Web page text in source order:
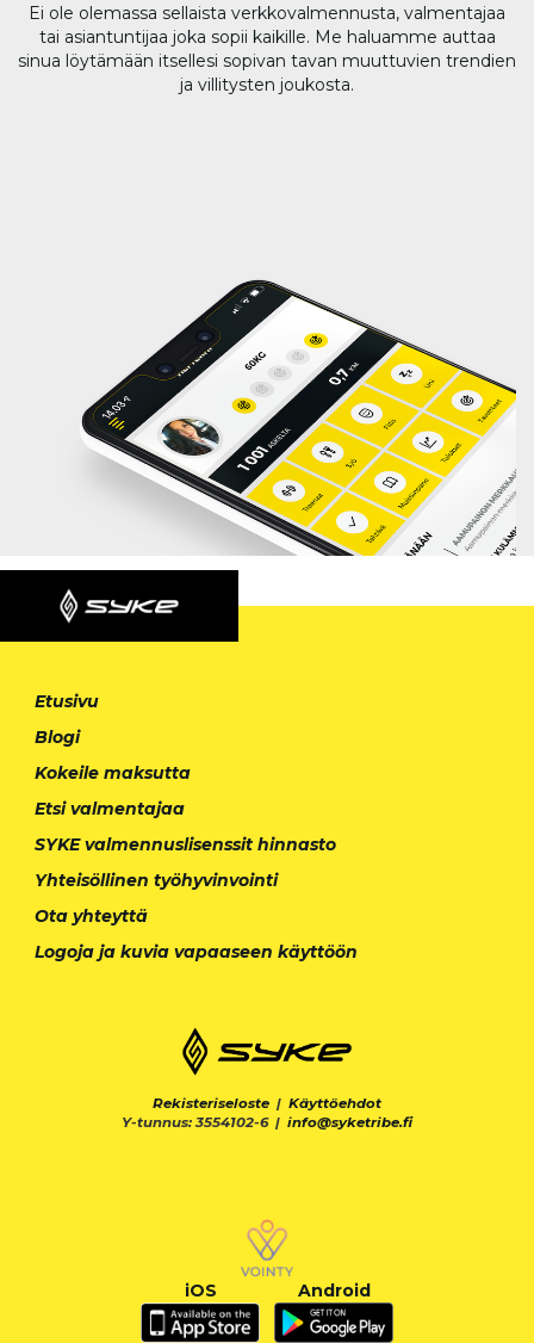
Ei ole olemassa sellaista verkkovalmennusta, valmentajaa
tai asiantuntijaa joka sopii kaikille. Me haluamme auttaa
sinua löytämään itsellesi sopivan tavan muuttuvien trendien
ja villitysten joukosta.
Etusivu
Blogi
Kokeile maksutta
Etsi valmentajaa
SYKE valmennuslisenssit hinnasto
Yhteisöllinen työhyvinvointi
Ota yhteyttä
Logoja ja kuvia vapaaseen käyttöön
Rekisteriseloste | Käyttöehdot
Y-tunnus: 3554102-6 | info@syketribe.fi
iOS Android